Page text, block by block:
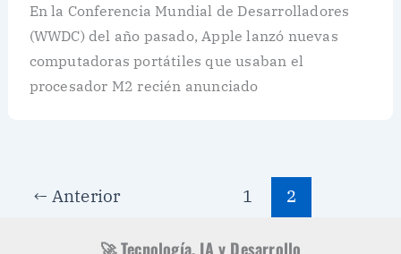
En la Conferencia Mundial de Desarrolladores
(WWDC) del año pasado, Apple lanzó nuevas
computadoras portátiles que usaban el
procesador M2 recién anunciado
← Anterior 1 2
🚀 Tecnología, IA y Desarrollo